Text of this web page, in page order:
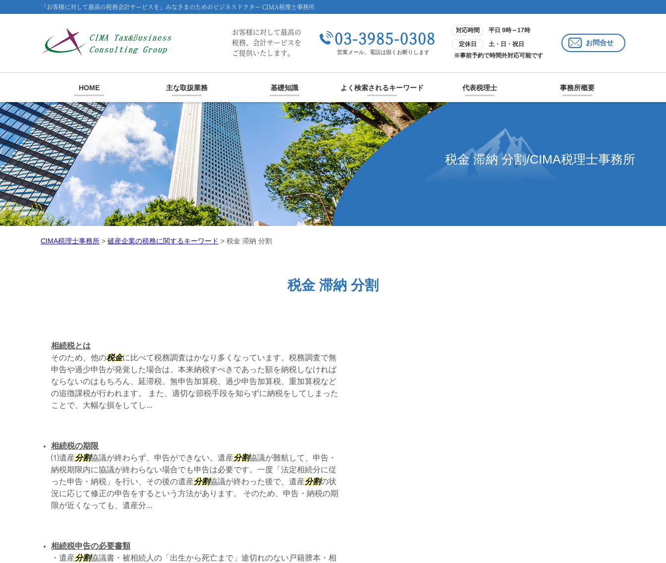
「お客様に対して最高の税務会計サービスを」みなさまのためのビジネスドクター CIMA税理士事務所
お客様に対して最高の
税務、会計サービスを
ご提供いたします。
03-3985-0308
営業メール、電話は固くお断りします
対応時間
平日 9時～17時
定休日
土・日・祝日
※事前予約で時間外対応可能です
お問合せ
HOME 主な取扱業務 基礎知識 よく検索されるキーワード 代表税理士 事務所概要
税金 滞納 分割/CIMA税理士事務所
CIMA税理士事務所 > 破産企業の税務に関するキーワード > 税金 滞納 分割
税金 滞納 分割
相続税とは
そのため、他の税金に比べて税務調査はかなり多くなっています。税務調査で無
申告や過少申告が発覚した場合は、本来納税すべきであった額を納税しなければ
ならないのはもちろん、延滞税、無申告加算税、過少申告加算税、重加算税など
の追徴課税が行われます。 また、適切な節税手段を知らずに納税をしてしまった
ことで、大幅な損をしてし...
相続税の期限
⑴遺産分割協議が終わらず、申告ができない。遺産分割協議が難航して、申告・
納税期限内に協議が終わらない場合でも申告は必要です。一度「法定相続分に従
った申告・納税」を行い、その後の遺産分割協議が終わった後で、遺産分割の状
況に応じて修正の申告をするという方法があります。 そのため、申告・納税の期
限が近くなっても、遺産分...
相続税申告の必要書類
・遺産分割協議書・被相続人の「出生から死亡まで」途切れのない戸籍謄本・相